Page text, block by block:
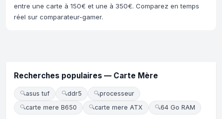
entre une carte à 150€ et une à 350€. Comparez en temps
réel sur comparateur-gamer.
Recherches populaires — Carte Mère
🔍asus tuf 🔍ddr5 🔍processeur
🔍carte mere B650 🔍carte mere ATX 🔍64 Go RAM